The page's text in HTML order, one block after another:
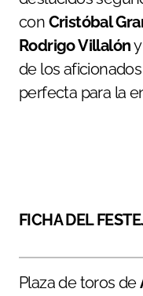
con Cristóbal
Rodrigo Villalóny
de los
perfecta para la
FICHA DEL
Plaza de toros de